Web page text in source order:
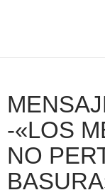
-«LOS
NO